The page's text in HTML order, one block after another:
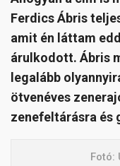
Ferdics Ábris
amit én láttam
árulkodott. Ábris
legalább
ötvenéves
zenefeltárásra és
Fotó: